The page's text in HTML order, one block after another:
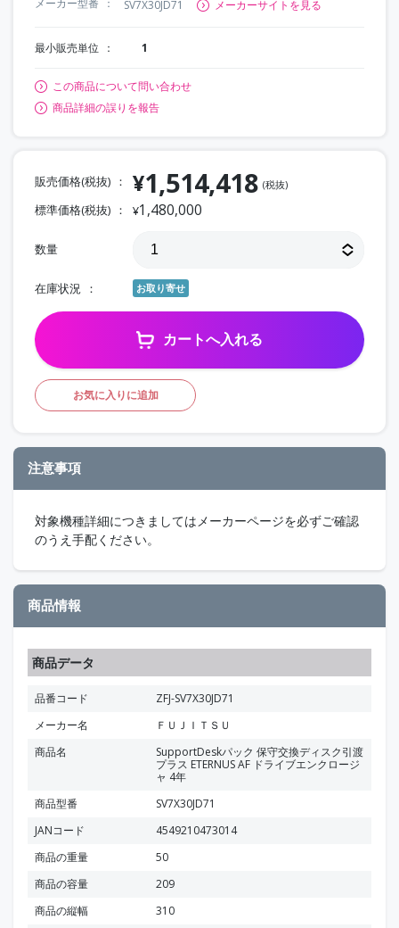
SV7X30JD71 メーカーサイトを見る
最小販売単位 1
この商品について問い合わせ
商品詳細の誤りを報告
販売価格(税抜) ¥1,514,418 (税抜)
標準価格(税抜) ¥1,480,000
数量
在庫状況 お取り寄せ
カートへ入れる
お気に入りに追加
注意事項
対象機種詳細につきましてはメーカーページを必ずご確認
のうえ手配ください。
商品情報
商品データ
品番コード
ZFJ-SV7X30JD71
メーカー名
ＦＵＪＩＴＳＵ
商品名
SupportDeskパック 保守交換ディスク引渡
プラス ETERNUS AF ドライブエンクロージ
ャ 4年
商品型番
SV7X30JD71
JANコード
4549210473014
商品の重量
50
商品の容量
209
商品の縦幅
310